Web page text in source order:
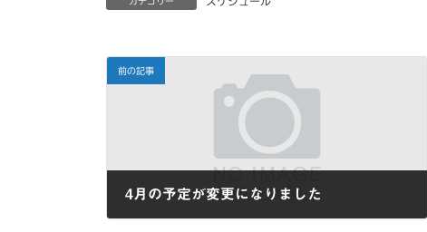
前の記事
4月の予定が変更になりました